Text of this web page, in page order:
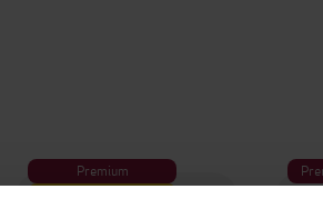
Premium